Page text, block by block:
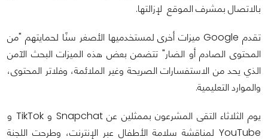
بالاتصال بمشرف الموقع لإزالتها.
تقدم Google ميزات أخرى لمستخدميها الأصغر سنًا لحمايتهم "من
المحتوى الصادم أو الضار" تتضمن بعض هذه الميزات البحث الآمن
الذي يحد من الاستفسارات الصريحة وغير الملائمة، وفلاتر المحتوى،
والموارد التعليمية.
يوم الثلاثاء التقى المشرعون بممثلين عن Snapchat و TikTok و
YouTube لمناقشة سلامة الأطفال عبر الإنترنت، وطرحت اللجنة